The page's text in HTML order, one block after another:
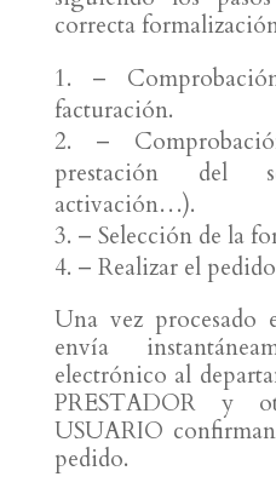
correcta
–
facturación.
–
prestación del
activación…).
– Selección de la
– Realizar el
Una vez procesado
envía
electrónico al
PRESTADOR y
USUARIO
pedido.